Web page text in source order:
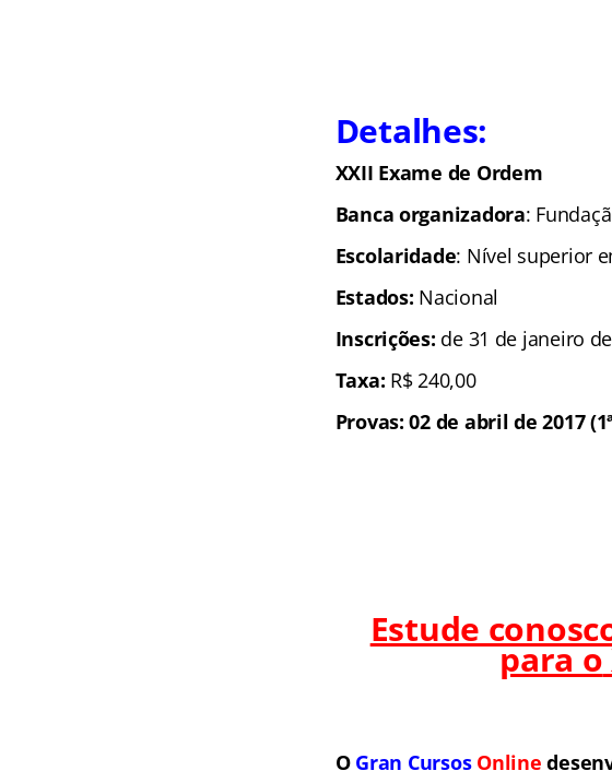
Detalhes:
XXII Exame de Ordem
Banca organizadora:
Escolaridade: Nível superior
Estados: Nacional
Inscrições: de 31 de janeiro
Taxa: R$ 240,00
Provas: 02 de abril de 2017
Estude
para o
O Gran Cursos Online